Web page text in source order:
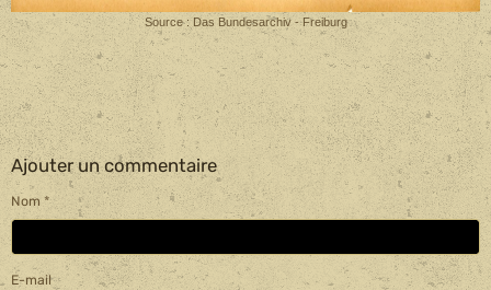
Source : Das Bundesarchiv - Freiburg
Ajouter un commentaire
Nom
E-mail